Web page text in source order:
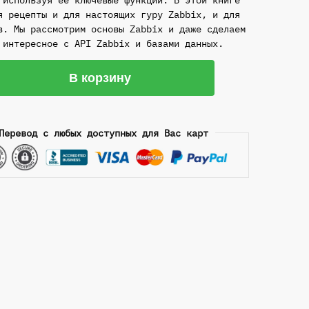
рецепты и для настоящих гуру Zabbix, и для
Мы рассмотрим основы Zabbix и даже сделаем
с API Zabbix и базами данных.
В корзину
Перевод с любых доступных для Вас карт